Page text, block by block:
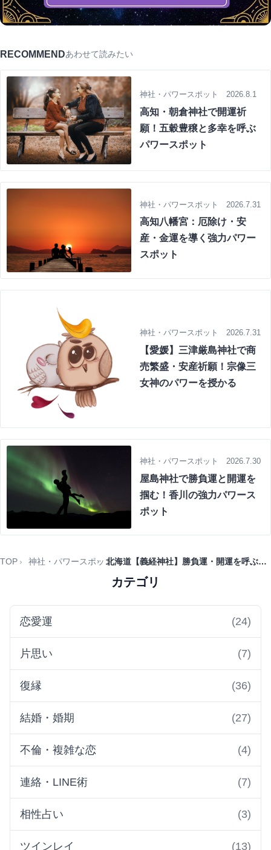
RECOMMENDあわせて読みたい
神社・パワースポット 2026.8.1
高知・朝倉神社で開運祈
願！五穀豊穣と多幸を呼ぶ
パワースポット
神社・パワースポット 2026.7.31
高知八幡宮：厄除け・安
産・金運を導く強力パワー
スポット
神社・パワースポット 2026.7.31
【愛媛】三津厳島神社で商
売繁盛・安産祈願！宗像三
女神のパワーを授かる
神社・パワースポット 2026.7.30
屋島神社で勝負運と開運を
掴む！香川の強力パワース
ポット
TOP 神社・パワースポット 北海道【義経神社】勝負運・開運を呼ぶパワースポット！
カテゴリ
恋愛運 (24)
片思い (7)
復縁 (36)
結婚・婚期 (27)
不倫・複雑な恋 (4)
連絡・LINE術 (7)
相性占い (3)
ツインレイ (13)